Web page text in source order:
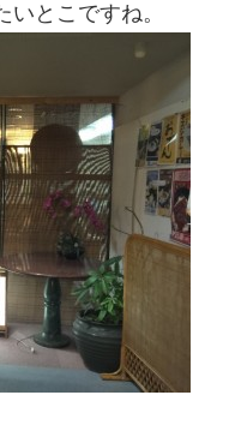
とこですね。